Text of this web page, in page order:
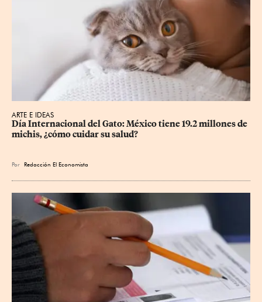
ARTE E IDEAS
Día Internacional del Gato: México tiene 19.2 millones de
michis, ¿cómo cuidar su salud?
Por Redacción El Economista